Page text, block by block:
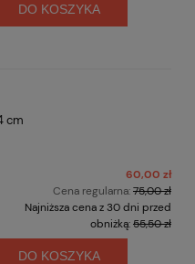
DO KOSZYKA
cm
60,00 zł
Cena regularna:75,00 zł
Najniższa cena z 30 dni przed
obniżką:55,50 zł
DO KOSZYKA